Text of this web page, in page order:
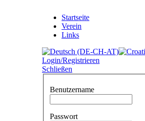
Startseite
Verein
Links
Login/Registrieren
Schließen
Benutzername
Passwort